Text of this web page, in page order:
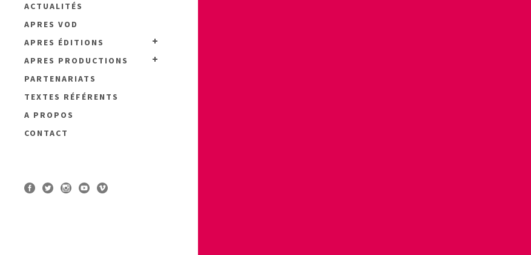
ACTUALITÉS
APRES VOD
APRES ÉDITIONS
APRES PRODUCTIONS
PARTENARIATS
TEXTES RÉFÉRENTS
A PROPOS
CONTACT